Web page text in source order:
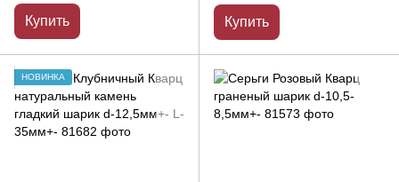
Купить Купить
НОВИНКА